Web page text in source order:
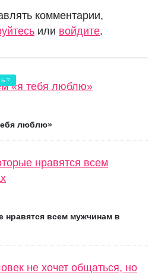
комментарии,
или войдите.
люблю»
всем мужчинам в